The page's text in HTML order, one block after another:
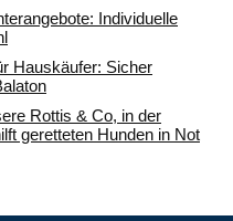
Individuelle
Hauskäufer: Sicher
Rottis & Co, in der
geretteten Hunden in Not